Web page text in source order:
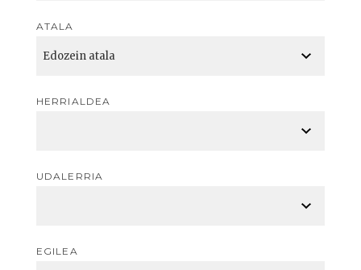
ATALA
HERRIALDEA
UDALERRIA
EGILEA